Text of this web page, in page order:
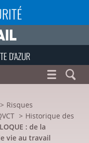
D'AZUR
Risques
Historique des
: de la
vie au travail